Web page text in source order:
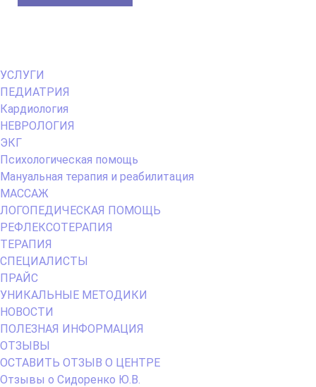
Primary
Menu
УСЛУГИ
ПЕДИАТРИЯ
Кардиология
НЕВРОЛОГИЯ
ЭКГ
Психологическая помощь
Мануальная терапия и реабилитация
МАССАЖ
ЛОГОПЕДИЧЕСКАЯ ПОМОЩЬ
РЕФЛЕКСОТЕРАПИЯ
ТЕРАПИЯ
СПЕЦИАЛИСТЫ
ПРАЙС
УНИКАЛЬНЫЕ МЕТОДИКИ
НОВОСТИ
ПОЛЕЗНАЯ ИНФОРМАЦИЯ
ОТЗЫВЫ
ОСТАВИТЬ ОТЗЫВ О ЦЕНТРЕ
Отзывы о Сидоренко Ю.В.